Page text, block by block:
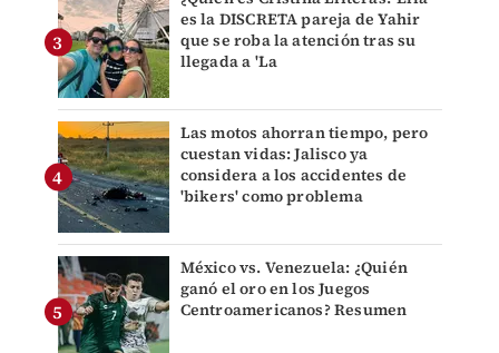
es la DISCRETA pareja de Yahir
que se roba la atención tras su
llegada a 'La
Las motos ahorran tiempo, pero
cuestan vidas: Jalisco ya
considera a los accidentes de
'bikers' como problema
México vs. Venezuela: ¿Quién
ganó el oro en los Juegos
Centroamericanos? Resumen